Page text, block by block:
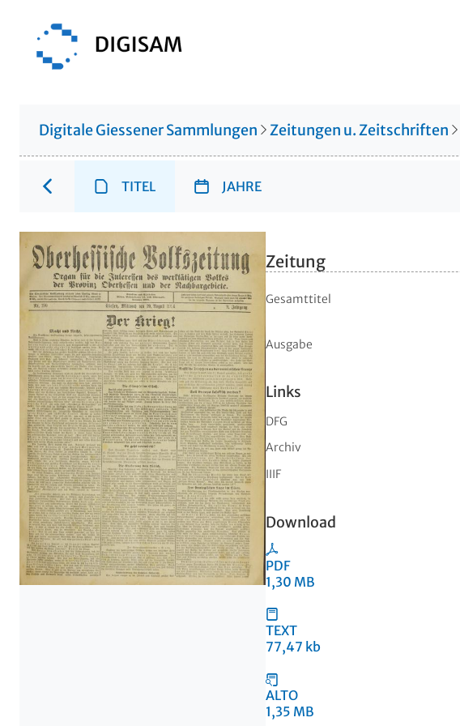
Digitale Giessener Sammlungen Zeitungen u. Zeitschriften
TITEL JAHRE
Zeitung
Gesamttitel
Ausgabe
Links
DFG
Archiv
IIIF
Download
PDF
1,30 MB
TEXT
77,47 kb
ALTO
1,35 MB